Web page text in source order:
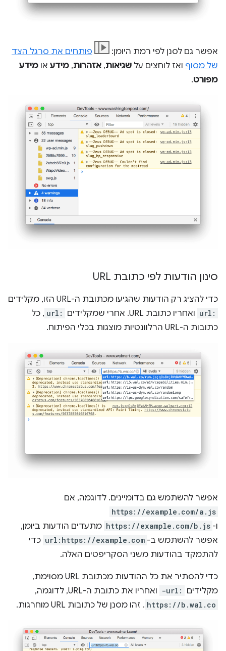
אפשר גם לסנן לפי רמת היומן:
פותחים את סרגל הצד
של מסוף ואז לוחצים על שגיאות, אזהרות, מידע או מידע
מפורט.
סינון הודעות לפי כתובת URL
כדי להציג רק הודעות שהגיעו מכתובת ה-URL הזו, מקלידים
url: ואחריו כתובת URL. אחרי שמקלידים url: , כל
כתובות ה-URL הרלוונטיות מוצגות בכלי הפיתוח.
אפשר להשתמש גם בדומיינים. לדוגמה, אם
https://example.com/a.js
ו- https://example.com/b.js מתעדים הודעות ביומן,
אפשר להשתמש ב- url:https://example.com כדי
להתמקד בהודעות משני הסקריפטים האלה.
כדי להסתיר את כל ההודעות מכתובת URL מסוימת,
מקלידים
-url: ואחריו את כתובת ה-URL, לדוגמה,
https://b.wal.co . זהו מסנן של כתובות URL מוחרגות.